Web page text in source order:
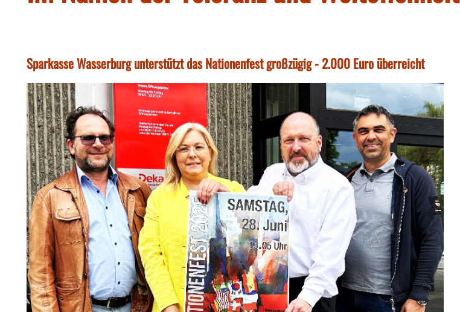
Sparkasse Wasserburg unterstützt das Nationenfest großzügig - 2.000 Euro überreicht